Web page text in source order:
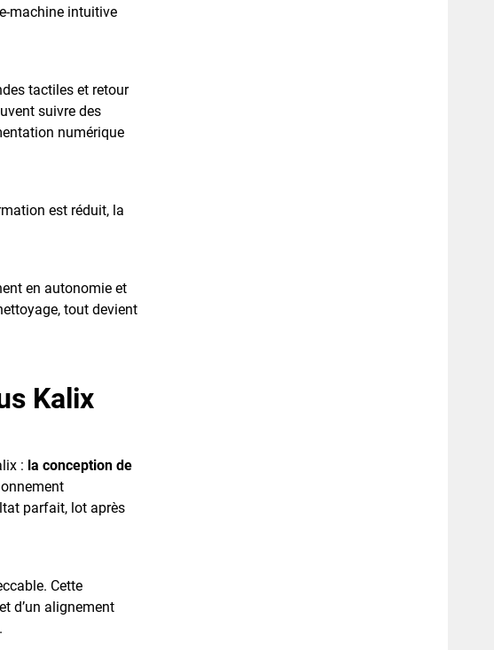
machine intuitive
tactiles et retour
suivre des
numérique
est réduit, la
en autonomie et
tout devient
Kalix
: la conception de
parfait, lot après
Cette
d’un alignement